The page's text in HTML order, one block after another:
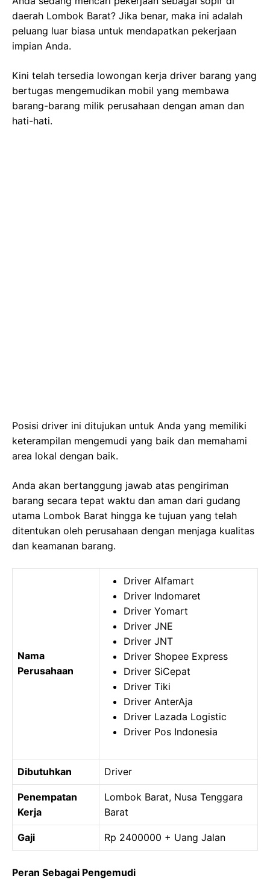
daerah Lombok Barat? Jika benar, maka ini adalah
peluang luar biasa untuk mendapatkan pekerjaan
impian Anda.
Kini telah tersedia lowongan kerja driver barang yang
bertugas mengemudikan mobil yang membawa
barang-barang milik perusahaan dengan aman dan
hati-hati.
Posisi driver ini ditujukan untuk Anda yang memiliki
keterampilan mengemudi yang baik dan memahami
area lokal dengan baik.
Anda akan bertanggung jawab atas pengiriman
barang secara tepat waktu dan aman dari gudang
utama Lombok Barat hingga ke tujuan yang telah
ditentukan oleh perusahaan dengan menjaga kualitas
dan keamanan barang.
Nama
Perusahaan
Driver Alfamart
Driver Indomaret
Driver Yomart
Driver JNE
Driver JNT
Driver Shopee Express
Driver SiCepat
Driver Tiki
Driver AnterAja
Driver Lazada Logistic
Driver Pos Indonesia
Dibutuhkan Driver
Penempatan
Kerja
Lombok Barat, Nusa Tenggara
Barat
Gaji Rp 2400000 + Uang Jalan
Peran Sebagai Pengemudi